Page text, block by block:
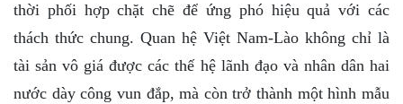
thời phối hợp chặt chẽ để ứng phó hiệu quả với các
thách thức chung. Quan hệ Việt Nam-Lào không chỉ là
tài sản vô giá được các thế hệ lãnh đạo và nhân dân hai
nước dày công vun đắp, mà còn trở thành một hình mẫu